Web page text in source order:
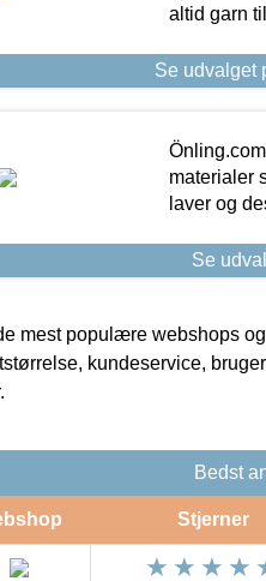
altid garn
Se udvalget
materialer
laver og
Se
mest populære webshops
kundeservice,
Bedst
Stjerner